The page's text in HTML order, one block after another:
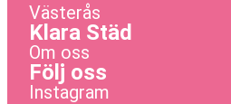
Västerås
Klara Städ
Om oss
Följ oss
Instagram